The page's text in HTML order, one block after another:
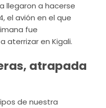
llegaron a hacerse
el avión en el que
fue
aterrizar en Kigali.
atrapada
de nuestra